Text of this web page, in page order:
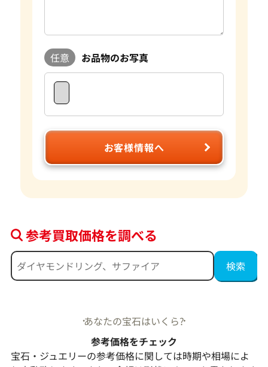
任意 お品物のお写真
お客様情報へ
参考買取価格を調べる
あなたの宝石はいくら?
参考価格をチェック
宝石・ジュエリーの参考価格に関しては時期や相場によ